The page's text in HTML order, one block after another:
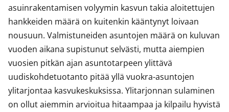
asuinrakentamisen volyymin kasvun takia aloitettujen
hankkeiden määrä on kuitenkin kääntynyt loivaan
nousuun. Valmistuneiden asuntojen määrä on kuluvan
vuoden aikana supistunut selvästi, mutta aiempien
vuosien pitkän ajan asuntotarpeen ylittävä
uudiskohdetuotanto pitää yllä vuokra-asuntojen
ylitarjontaa kasvukeskuksissa. Ylitarjonnan sulaminen
on ollut aiemmin arvioitua hitaampaa ja kilpailu hyvistä